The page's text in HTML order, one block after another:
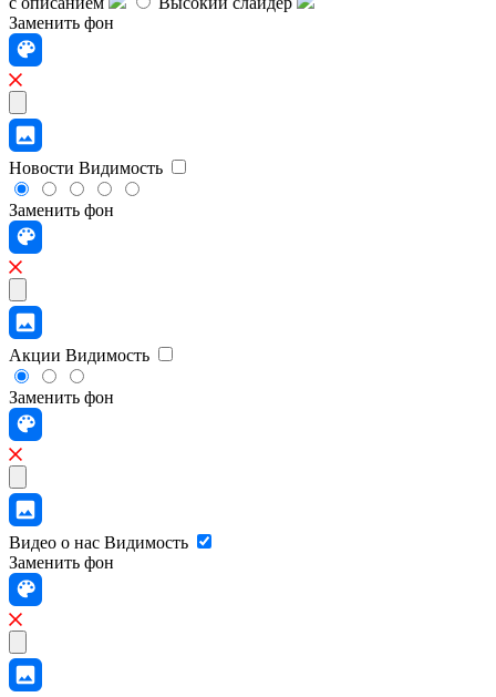
Заменить фон
Новости Видимость
Заменить фон
Акции Видимость
Заменить фон
Видео о нас Видимость
Заменить фон